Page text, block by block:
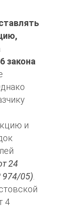
закона
и
24
974/05)
4